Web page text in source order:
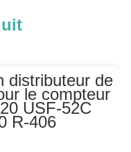
distributeur de
le compteur
USF-52C
R-406